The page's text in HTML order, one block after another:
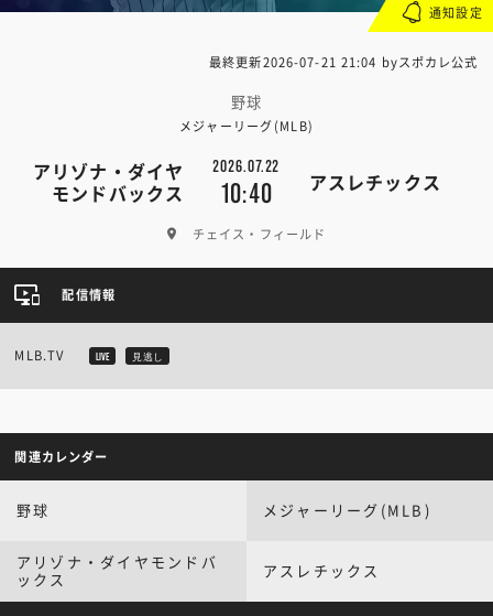
最終更新2026-07-21 21:04 byスポカレ公式
野球
メジャーリーグ(MLB)
アリゾナ・ダイヤ
モンドバックス
2026.07.22
10:40 アスレチックス
チェイス・フィールド
通知設定
配信情報
MLB.TV LIVE 見逃し
関連カレンダー
野球 メジャーリーグ(MLB)
アリゾナ・ダイヤモンドバ
ックス
アスレチックス